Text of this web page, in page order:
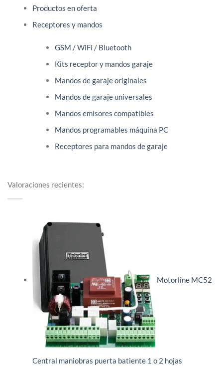
Productos en oferta
Receptores y mandos
GSM / WiFi / Bluetooth
Kits receptor y mandos garaje
Mandos de garaje originales
Mandos de garaje universales
Mandos emisores compatibles
Mandos programables máquina PC
Receptores para mandos de garaje
Valoraciones recientes:
Motorline MC52
Central maniobras puerta batiente 1 o 2 hojas